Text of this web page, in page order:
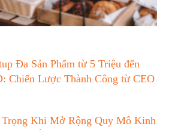
Đa ‍Sản⁣ Phẩm từ 5 ⁤Triệu‍ đến
Chiến Lược ‍Thành Công‌ từ‍ CEO
Trọng Khi‌ Mở Rộng Quy ​Mô ⁤Kinh